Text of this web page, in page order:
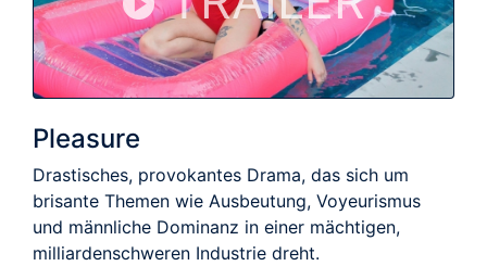
Pleasure
Drastisches, provokantes Drama, das sich um
brisante Themen wie Ausbeutung, Voyeurismus
und männliche Dominanz in einer mächtigen,
milliardenschweren Industrie dreht.